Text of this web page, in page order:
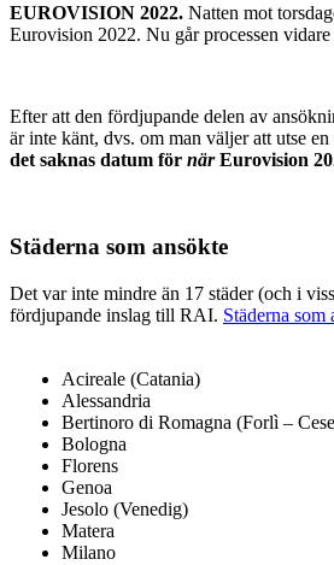
EUROVISION 2022. Natten mot
Eurovision 2022. Nu går processen
Efter att den fördjupande delen av
är inte känt, dvs. om man väljer att utse
det saknas datum för närEurovision
Städerna som ansökte
Det var inte mindre än 17 städer (och i
fördjupande inslag till RAI. Städerna som
Acireale (Catania)
Alessandria
Bertinoro di Romagna (Forlì –
Bologna
Florens
Genoa
Jesolo (Venedig)
Matera
Milano